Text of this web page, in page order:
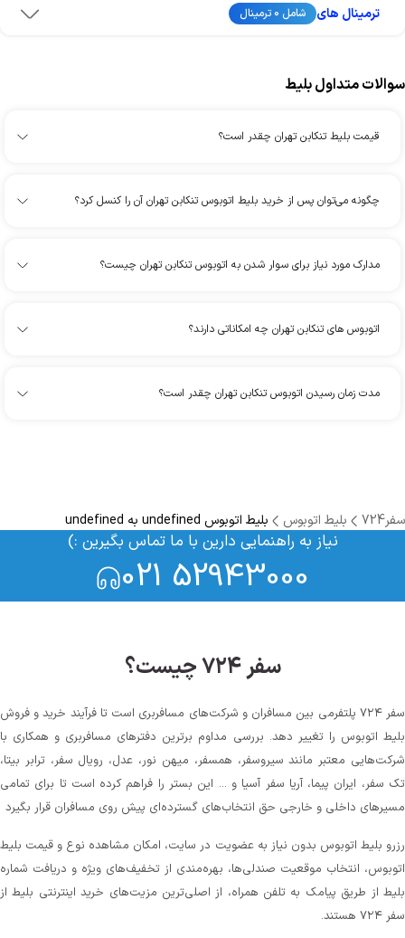
ترمینال های شامل 0 ترمینال
سوالات متداول بلیط
قیمت بلیط تنکابن تهران چقدر است؟
چگونه می‌توان پس از خرید بلیط اتوبوس تنکابن تهران آن را کنسل کرد؟
مدارک مورد نیاز برای سوار شدن به اتوبوس تنکابن تهران چیست؟
اتوبوس های تنکابن تهران چه امکاناتی دارند؟
مدت زمان رسیدن اتوبوس تنکابن تهران چقدر است؟
سفر724 بلیط اتوبوس بلیط اتوبوس undefined به undefined
نیاز به راهنمایی دارین با ما تماس بگیرین :)
021 52943000
سفر ۷۲۴ چیست؟
سفر ۷۲۴ پلتفرمی بین مسافران و شرکت‌های مسافربری است تا فرآیند خرید و فروش
بلیط اتوبوس را تغییر دهد. بررسی مداوم برترین دفترهای مسافربری و همکاری با
شرکت‌هایی معتبر مانند سیروسفر، همسفر، میهن‌ نور، عدل، رویال سفر، ترابر بیتا،
تک سفر، ایران پیما، آریا سفر آسیا و ... این بستر را فراهم کرده است تا برای تمامی
مسیرهای داخلی و خارجی حق انتخاب‌های گسترده‌ای پیش روی مسافران قرار بگیرد
رزرو بلیط اتوبوس بدون نیاز به عضویت در سایت، امکان مشاهده نوع و قیمت بلیط
اتوبوس، انتخاب موقعیت صندلی‌ها، بهره‌مندی از تخفیف‌های ویژه و دریافت شماره‌
بلیط از طریق پیامک به تلفن همراه، از اصلی‌ترین مزیت‌های خرید اینترنتی بلیط از
سفر ۷۲۴ هستند.